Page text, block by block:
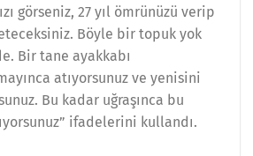
görseniz, 27 yıl ömrünüzü verip
Böyle bir topuk yok
Bir tane ayakkabı
atıyorsunuz ve yenisini
Bu kadar uğraşınca bu
ifadelerini kullandı.